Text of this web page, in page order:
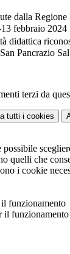
dalla Regione
febbraio 2024
didattica
Pancrazio
terzi da
tutti i cookies
possibile
quelli che
i cookie
funzionamento
il